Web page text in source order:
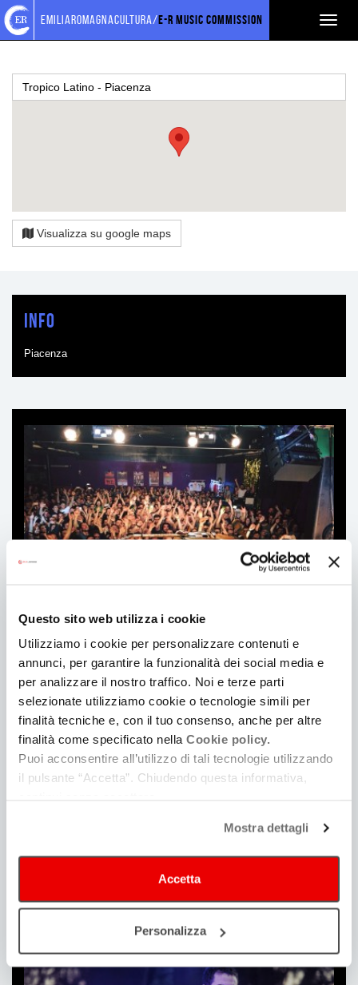
Questo sito web utilizza i cookie
Utilizziamo i cookie per personalizzare contenuti e
annunci, per garantire la funzionalità dei social media e
per analizzare il nostro traffico. Noi e terze parti
selezionate utilizziamo cookie o tecnologie simili per
finalità tecniche e, con il tuo consenso, anche per altre
finalità come specificato nella Cookie policy.
Puoi acconsentire all’utilizzo di tali tecnologie utilizzando
il pulsante “Accetta”. Chiudendo questa informativa,
Mostra dettagli
Accetta
Personalizza
Torna
alla
home
Cerca
nel
sito
Salta
ai
contenuti
Salta
al
menu
emiliaromagnacultura/E-R Music Commission
Tropico Latino
Tropico Latino - Piacenza
Visualizza su google maps
Info
Piacenza
Ti
può
interessare
Call & Contest
Produzioni